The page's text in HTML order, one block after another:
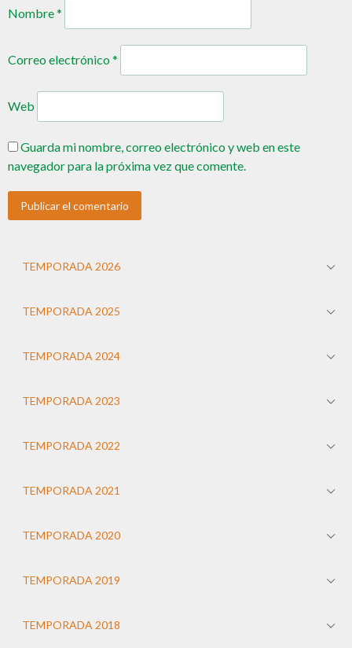
Nombre*
Correo electrónico*
Web
Guarda mi nombre, correo electrónico y web en este
navegador para la próxima vez que comente.
TEMPORADA 2026
TEMPORADA 2025
TEMPORADA 2024
TEMPORADA 2023
TEMPORADA 2022
TEMPORADA 2021
TEMPORADA 2020
TEMPORADA 2019
TEMPORADA 2018